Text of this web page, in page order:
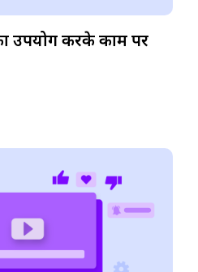
उपयोग करके काम पर